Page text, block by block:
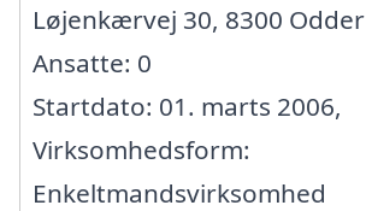
Løjenkærvej 30, 8300 Odder
Ansatte: 0
Startdato: 01. marts 2006,
Virksomhedsform:
Enkeltmandsvirksomhed